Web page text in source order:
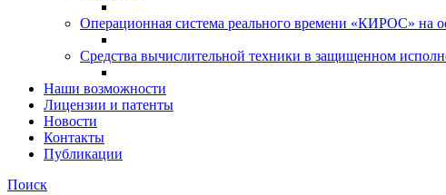
Операционная система реального времени «КИРОС» на
Средства вычислительной техники в защищенном
Наши возможности
Лицензии и патенты
Новости
Контакты
Публикации
Поиск